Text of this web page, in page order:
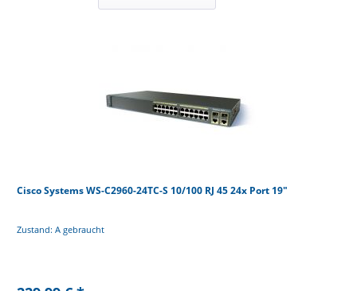
Cisco Systems WS-C2960-24TC-S 10/100 RJ 45 24x Port 19"
Zustand: A gebraucht